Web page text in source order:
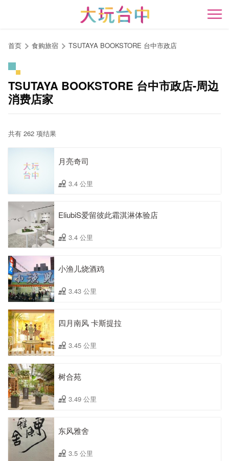
开
首页 食购旅宿 TSUTAYA BOOKSTORE 台中市政店
TSUTAYA BOOKSTORE 台中市政店-周边
消费店家
共有 262 项结果
月亮奇司
3.4 公里
EliubiS爱留彼此霜淇淋体验店
3.4 公里
小渔儿烧酒鸡
3.43 公里
四月南风 卡斯提拉
3.45 公里
树合苑
3.49 公里
东风雅舍
3.5 公里